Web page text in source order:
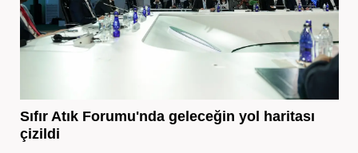
Sıfır Atık Forumu'nda geleceğin yol haritası
çizildi